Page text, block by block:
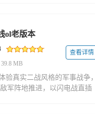
ol老版本
39.8 MB
查看详情
验真实二战风格的军事战争，
军阵地推进，以闪电战直插